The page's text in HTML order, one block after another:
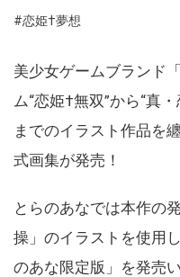
#恋姫†夢想
美少女ゲームブランド
ム“恋姫†無双”から“真
までのイラスト作品を
式画集が発売！
とらのあなでは本作の
操」のイラストを使用
のあな限定版」を発売